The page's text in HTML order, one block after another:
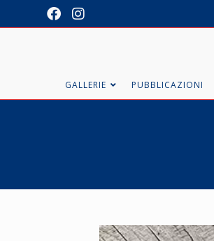
GALLERIE PUBBLICAZIONI